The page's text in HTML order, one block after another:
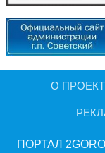
О
ПОРТАЛ